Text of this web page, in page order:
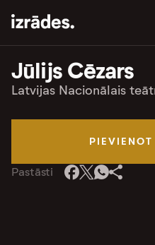
Jūlijs Cēzars
Latvijas Nacionālais
Pastāsti